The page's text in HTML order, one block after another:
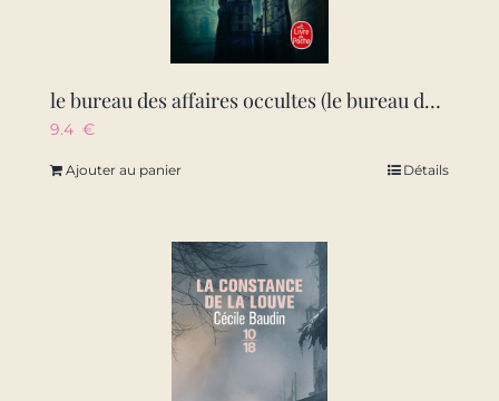
le bureau des affaires occultes (le bureau des affaires occultes, tome 1)
9.4 €
Ajouter au panier Détails